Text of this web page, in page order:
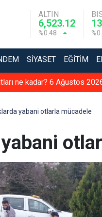
ALTIN
6,523.12
%0.48
SIYASET EĞITIM
ne kadar? 6 Ağustos
yabani otlarla mücadele